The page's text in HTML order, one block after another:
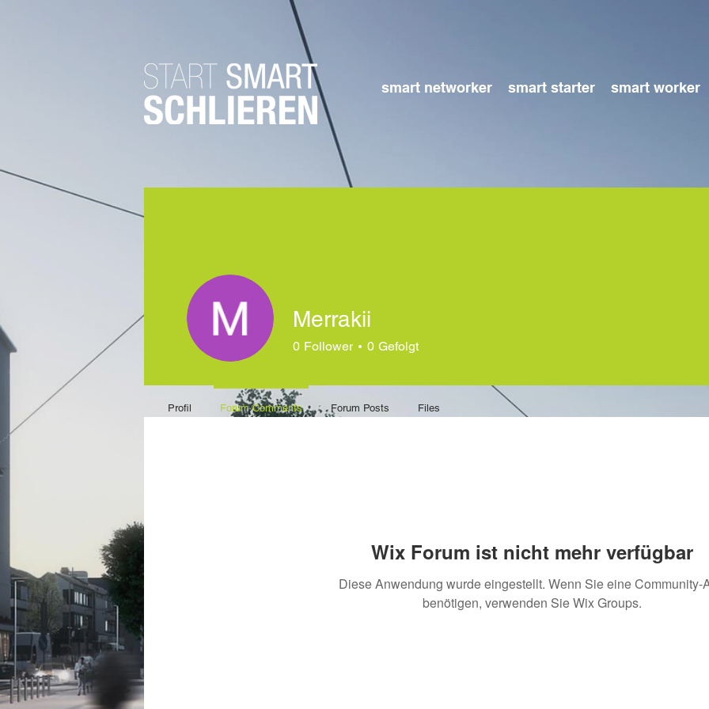
smart networker smart starter smart worker
Wix Forum ist nicht mehr verfügbar
Diese Anwendung wurde eingestellt. Wenn Sie eine Community-
benötigen, verwenden Sie Wix Groups.
Merrakii
0 Follower 0 Gefolgt
Profil Forum Comments Forum Posts Files